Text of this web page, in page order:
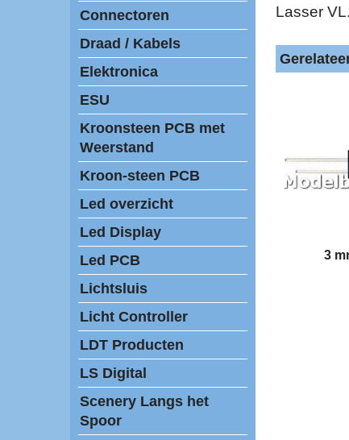
Connectoren
Draad / Kabels
Elektronica
ESU
Kroonsteen PCB met
Weerstand
Kroon-steen PCB
Led overzicht
Led Display
Led PCB
Lichtsluis
Licht Controller
LDT Producten
LS Digital
Scenery Langs het
Spoor
Lasser
3